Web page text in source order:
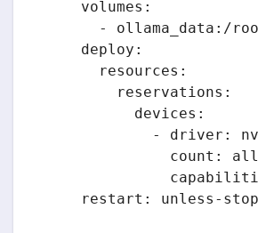
    volumes:
- ollama_data:/
    deploy:
      resources:
        reservations:
          devices:
- driver:
              count: all
restart: unless-